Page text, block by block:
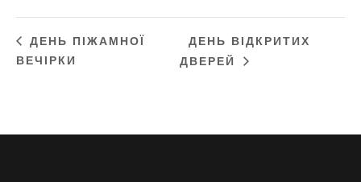
ДЕНЬ ПІЖАМНОЇ
ВЕЧІРКИ
ДЕНЬ ВІДКРИТИХ
ДВЕРЕЙ